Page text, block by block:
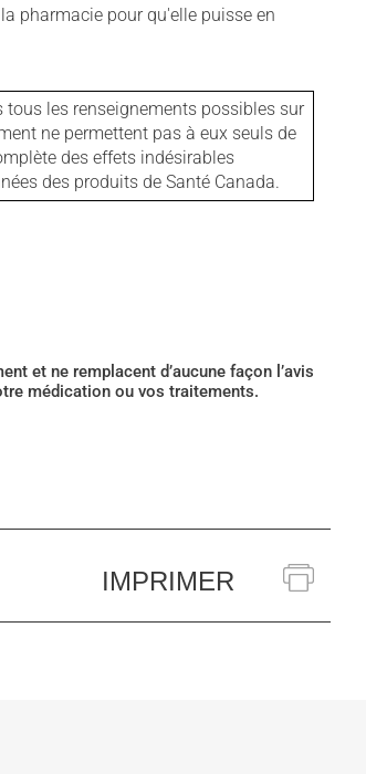
pharmacie pour qu'elle puisse en
les renseignements possibles sur
ne permettent pas à eux seuls de
des effets indésirables
des produits de Santé Canada.
et ne remplacent d’aucune façon l’avis
médication ou vos traitements.
IMPRIMER